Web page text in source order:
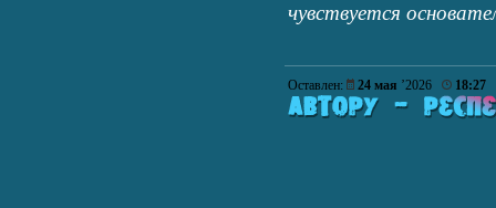
чувствуется
Оставлен: 24 мая ’2026 18:27